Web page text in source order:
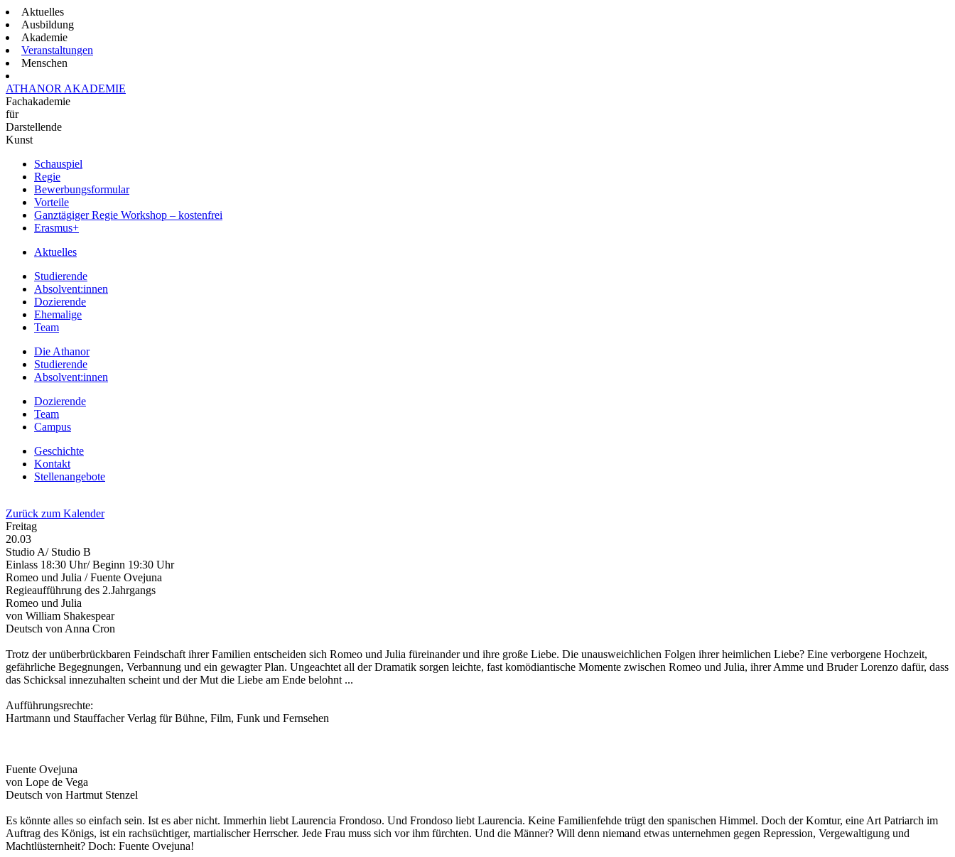
Aktuelles
Ausbildung
Akademie
Veranstaltungen
Menschen
ATHANOR AKADEMIE
Fachakademie
für
Darstellende
Kunst
Schauspiel
Regie
Bewerbungsformular
Vorteile
Ganztägiger Regie Workshop – kostenfrei
Erasmus+
Aktuelles
Studierende
Absolvent:innen
Dozierende
Ehemalige
Team
Die Athanor
Studierende
Absolvent:innen
Dozierende
Team
Campus
Geschichte
Kontakt
Stellenangebote
Zurück zum Kalender
Freitag
20.03
Studio A/ Studio B
Einlass 18:30 Uhr/ Beginn 19:30 Uhr
Romeo und Julia / Fuente Ovejuna
Regieaufführung des 2.Jahrgangs
Romeo und Julia
von William Shakespear
Deutsch von Anna Cron
Trotz der unüberbrückbaren Feindschaft ihrer Familien entscheiden sich Romeo und Julia füreinander und ihre große Liebe. Die unausweichlichen Folgen ihrer heimlichen Liebe? Eine verborgene Hochzeit,
gefährliche Begegnungen, Verbannung und ein gewagter Plan. Ungeachtet all der Dramatik sorgen leichte, fast komödiantische Momente zwischen Romeo und Julia, ihrer Amme und Bruder Lorenzo dafür, dass
das Schicksal innezuhalten scheint und der Mut die Liebe am Ende belohnt ...
Aufführungsrechte:
Hartmann und Stauffacher Verlag für Bühne, Film, Funk und Fernsehen
Fuente Ovejuna
von Lope de Vega
Deutsch von Hartmut Stenzel
Es könnte alles so einfach sein. Ist es aber nicht. Immerhin liebt Laurencia Frondoso. Und Frondoso liebt Laurencia. Keine Familienfehde trügt den spanischen Himmel. Doch der Komtur, eine Art Patriarch im
Auftrag des Königs, ist ein rachsüchtiger, martialischer Herrscher. Jede Frau muss sich vor ihm fürchten. Und die Männer? Will denn niemand etwas unternehmen gegen Repression, Verge­waltigung und
Machtlüsternheit? Doch: Fuente Ovejuna!